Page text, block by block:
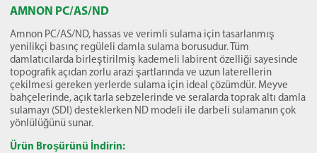
AMNON PC/AS/ND
Amnon PC/AS/ND, hassas ve verimli sulama için tasarlanmış
yenilikçi basınç regüleli damla sulama borusudur. Tüm
damlatıcılarda birleştirilmiş kademeli labirent özelliği sayesinde
topografik açıdan zorlu arazi şartlarında ve uzun laterellerin
çekilmesi gereken yerlerde sulama için ideal çözümdür. Meyve
bahçelerinde, açık tarla sebzelerinde ve seralarda toprak altı damla
sulamayı (SDI) desteklerken ND modeli ile darbeli sulamanın çok
yönlülüğünü sunar.
Ürün Broşürünü İndirin: